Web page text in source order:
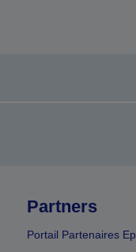
Partners
Portail Partenaires